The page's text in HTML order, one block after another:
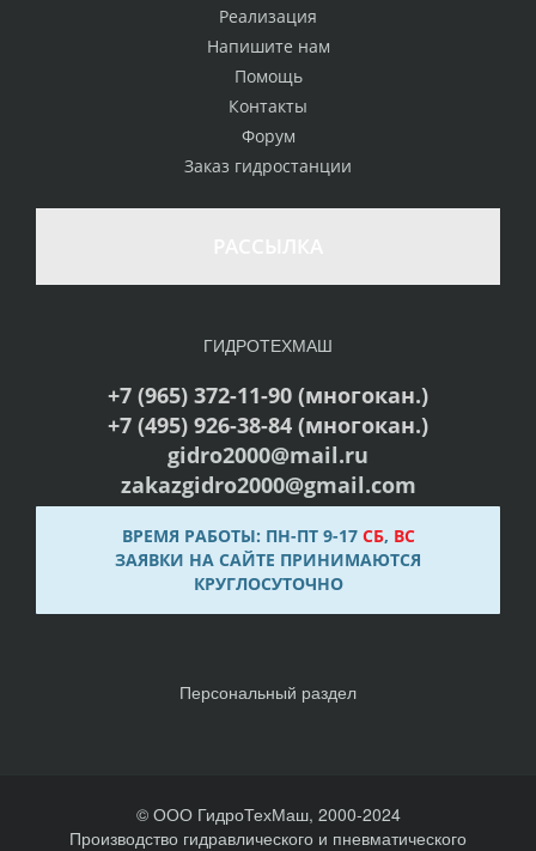
Реализация
Напишите нам
Помощь
Контакты
Форум
Заказ гидростанции
ГИДРОТЕХМАШ
+7 (965) 372-11-90 (многокан.)
+7 (495) 926-38-84 (многокан.)
gidro2000@mail.ru
zakazgidro2000@gmail.com
ВРЕМЯ РАБОТЫ: ПН-ПТ 9-17 СБ, ВС
ЗАЯВКИ НА САЙТЕ ПРИНИМАЮТСЯ
КРУГЛОСУТОЧНО
Персональный раздел
© ООО ГидроТехМаш, 2000-2024
Производство гидравлического и пневматического